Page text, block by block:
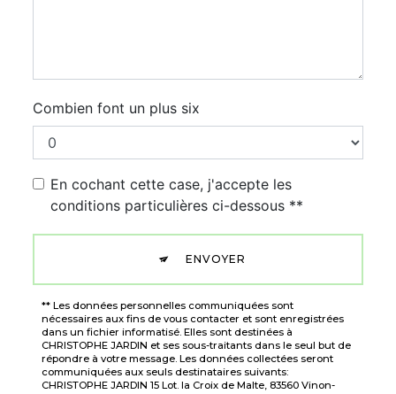
Combien font un plus six
En cochant cette case, j'accepte les
conditions particulières ci-dessous **
ENVOYER
** Les données personnelles communiquées sont
nécessaires aux fins de vous contacter et sont enregistrées
dans un fichier informatisé. Elles sont destinées à
CHRISTOPHE JARDIN et ses sous-traitants dans le seul but de
répondre à votre message. Les données collectées seront
communiquées aux seuls destinataires suivants:
CHRISTOPHE JARDIN 15 Lot. la Croix de Malte, 83560 Vinon-